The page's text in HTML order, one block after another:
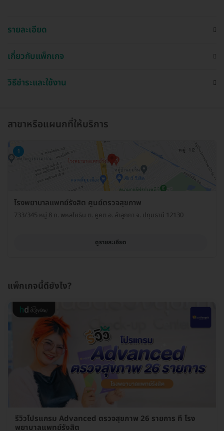
รายละเอียด
เกี่ยวกับแพ็กเกจ
วิธีชำระและใช้งาน
สาขาหรือแผนกที่ให้บริการ
1
โรงพยาบาลแพทย์รังสิต ศูนย์ตรวจสุขภาพ
733/345 หมู่ 8 ถ. พหลโยธิน ต. คูคต อ. ลำลูกกา จ. ปทุมธานี 12130
ดูรายละเอียด
แพ็กเกจนี้ดียังไง?
รีวิวโปรแกรม Advanced ตรวจสุขภาพ 26 รายการ ที่ โรง
พยาบาลแพทย์รังสิต